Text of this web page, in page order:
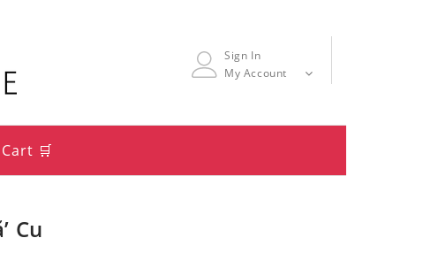
Sign In
My Account
Cart 🛒
Cu